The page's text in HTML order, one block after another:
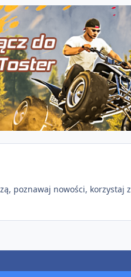
poznawaj nowości, korzystaj z